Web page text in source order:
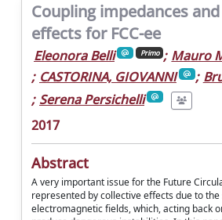
Coupling impedances
effects for FCC-ee
Eleonora Belli Primo ; Mauro
; CASTORINA, GIOVANNI ;
; Serena Persichelli
2017
Abstract
A very important issue for the Future
represented by collective effects due to
electromagnetic fields, which, acting back